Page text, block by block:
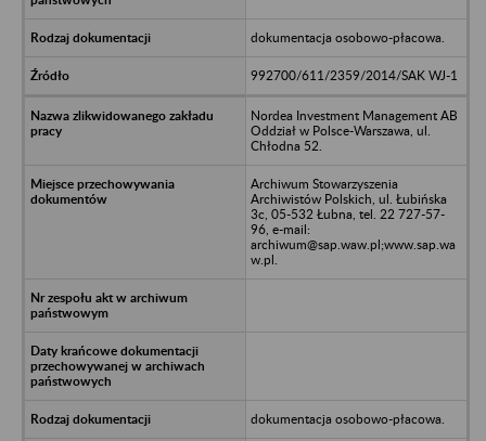
dokumentacja osobowo-płacowa.
992700/611/2359/2014/SAK WJ-1
Nordea Investment Management AB
Oddział w Polsce-Warszawa, ul.
Chłodna 52.
Archiwum Stowarzyszenia
Archiwistów Polskich, ul. Łubińska
3c, 05-532 Łubna, tel. 22 727-57-
96, e-mail:
archiwum@sap.waw.pl;www.sap.wa
w.pl.
dokumentacja osobowo-płacowa.